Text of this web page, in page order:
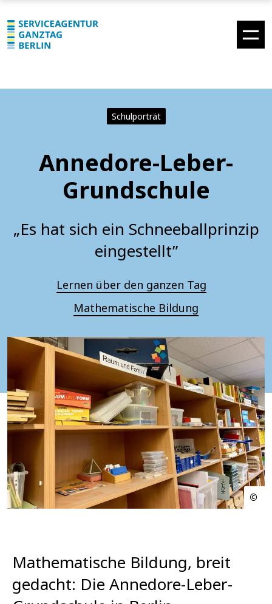
Schulporträt
Annedore-Leber-
Grundschule
„Es hat sich ein Schneeballprinzip
eingestellt”
Lernen über den ganzen Tag
Mathematische Bildung
Mathematische Bildung, breit
gedacht: Die Annedore-Leber-